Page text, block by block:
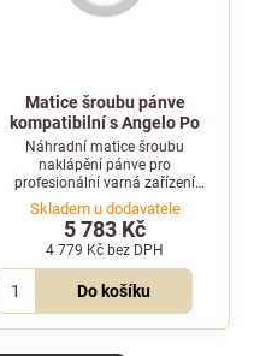
Matice šroubu pánve
kompatibilní s Angelo Po
Náhradní matice šroubu
naklápění pánve pro
profesionální varná zařízení
kompatibilní s Angelo Po.
Skladem u dodavatele
5 783 Kč
4 779 Kč bez DPH
Do košíku